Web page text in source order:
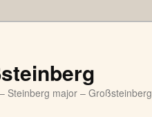
Steinberg major – Großsteinberg